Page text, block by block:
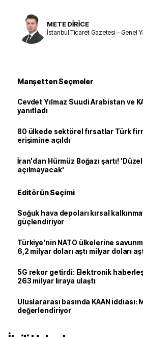
METE DİRİCE
İstanbul Ticaret Gazetesi – Genel
Manşetten Seçmeler
Cevdet Yılmaz Suudi Arabistan ve
yanıtladı
80 ülkede sektörel fırsatlar Türk
erişimine açıldı
İran'dan Hürmüz Boğazı şartı!
açılmayacak'
Editörün Seçimi
Soğuk hava depoları kırsal
güçlendiriyor
Türkiye'nin NATO ülkelerine
6,2 milyar doları aştı milyar doları
5G rekor getirdi: Elektronik
263 milyar liraya ulaştı
Uluslararası basında KAAN iddiası:
değerlendiriyor